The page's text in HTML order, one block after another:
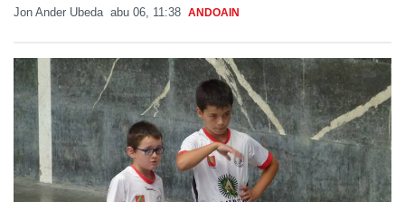
Jon Ander Ubeda abu 06, 11:38 ANDOAIN